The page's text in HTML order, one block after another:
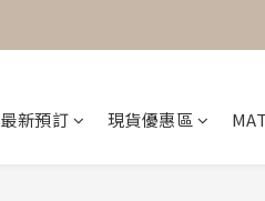
最新預訂 現貨優惠區